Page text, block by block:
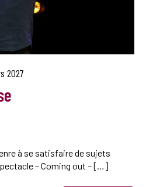
2027
à se satisfaire de sujets
– Coming out – […]